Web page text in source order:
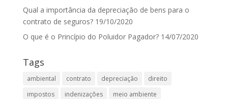
Qual a importância da depreciação de bens para o
contrato de seguros? 19/10/2020
O que é o Princípio do Poluidor Pagador? 14/07/2020
Tags
ambiental contrato depreciação
direito
impostos
indenizações
meio ambiente